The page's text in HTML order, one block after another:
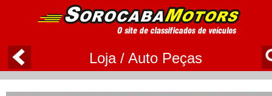
Loja / Auto Peças